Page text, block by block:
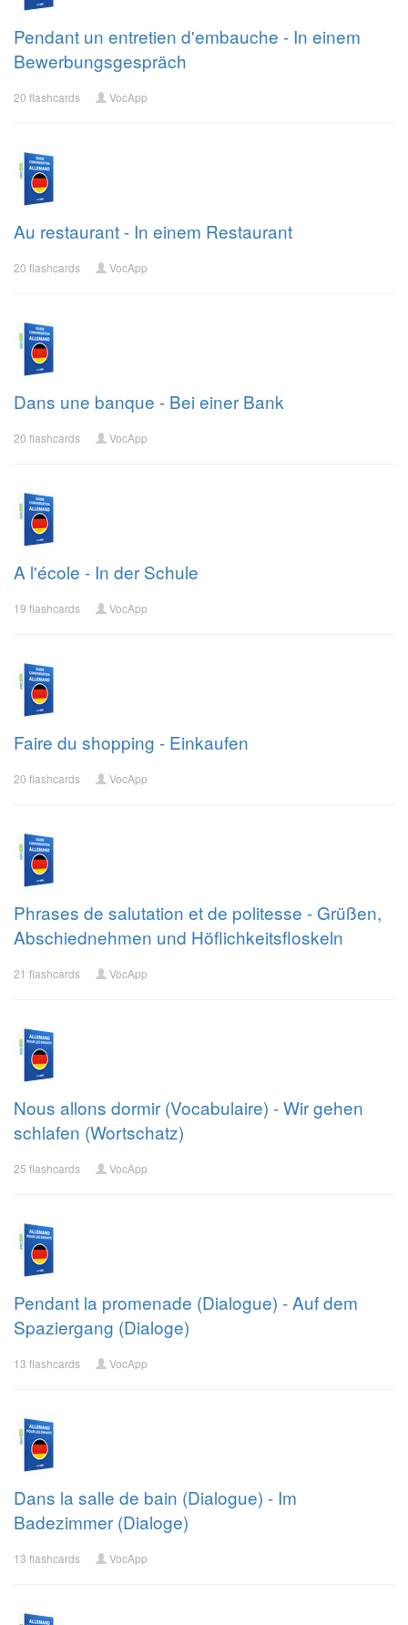
Pendant un entretien d'embauche - In einem
Bewerbungsgespräch
20 flashcards VocApp
Au restaurant - In einem Restaurant
20 flashcards VocApp
Dans une banque - Bei einer Bank
20 flashcards VocApp
A l'école - In der Schule
19 flashcards VocApp
Faire du shopping - Einkaufen
20 flashcards VocApp
Phrases de salutation et de politesse - Grüßen,
Abschiednehmen und Höflichkeitsfloskeln
21 flashcards VocApp
Nous allons dormir (Vocabulaire) - Wir gehen
schlafen (Wortschatz)
25 flashcards VocApp
Pendant la promenade (Dialogue) - Auf dem
Spaziergang (Dialoge)
13 flashcards VocApp
Dans la salle de bain (Dialogue) - Im
Badezimmer (Dialoge)
13 flashcards VocApp